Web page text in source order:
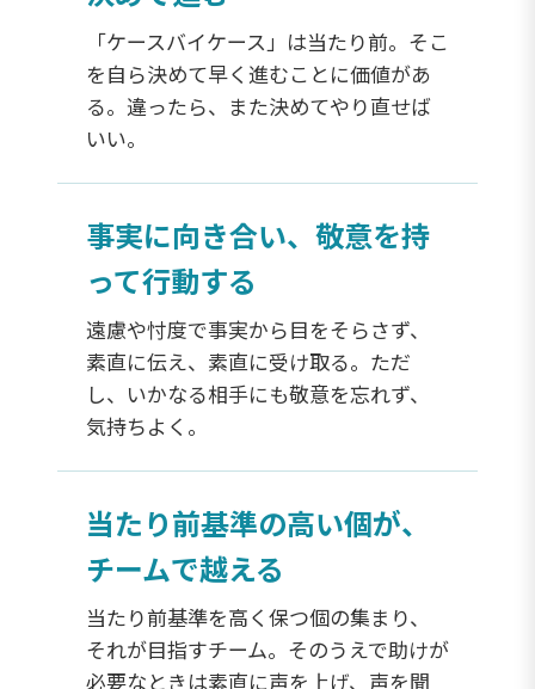
「ケースバイケース」は当たり前。そこ
を自ら決めて早く進むことに価値があ
る。違ったら、また決めてやり直せば
いい。
事実に向き合い、敬意を持
って行動する
遠慮や忖度で事実から目をそらさず、
素直に伝え、素直に受け取る。ただ
し、いかなる相手にも敬意を忘れず、
気持ちよく。
当たり前基準の高い個が、
チームで越える
当たり前基準を高く保つ個の集まり、
それが目指すチーム。そのうえで助けが
必要なときは素直に声を上げ、声を聞